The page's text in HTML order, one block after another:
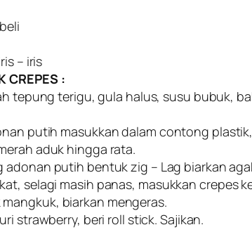
– iris
CREPES :
tepung terigu, gula halus, susu bubuk,
putih masukkan dalam contong plastik,
aduk hingga rata.
adonan putih bentuk zig – Lag biarkan
selagi masih panas, masukkan
biarkan mengeras.
strawberry, beri roll stick. Sajikan.